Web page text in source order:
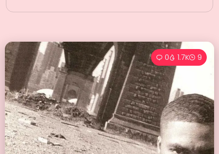
0 1.7K 9